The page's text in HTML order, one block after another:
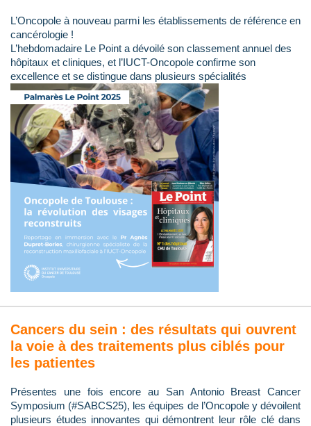
L’Oncopole à nouveau parmi les établissements de référence en
cancérologie !
L’hebdomadaire Le Point a dévoilé son classement annuel des
hôpitaux et cliniques, et l’IUCT-Oncopole confirme son
excellence et se distingue dans plusieurs spécialités
Cancers du sein : des résultats qui ouvrent
la voie à des traitements plus ciblés pour
les patientes
Présentes une fois encore au San Antonio Breast Cancer
Symposium (#SABCS25), les équipes de l’Oncopole y dévoilent
plusieurs études innovantes qui démontrent leur rôle clé dans